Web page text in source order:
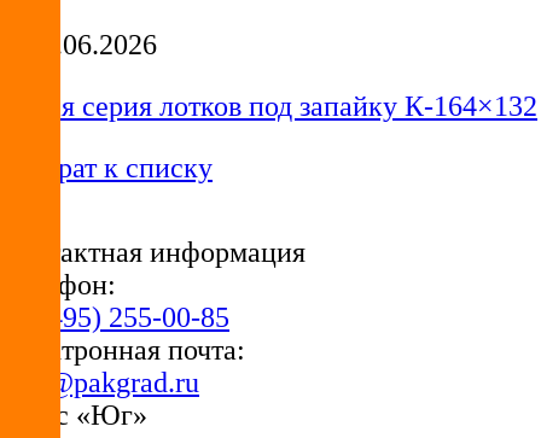
18.06.2026
Новая серия лотков под запайку К-164×132
Возврат к списку
Контактная информация
Телефон:
+7 (495) 255-00-85
Электронная почта:
info@pakgrad.ru
Офис «Юг»